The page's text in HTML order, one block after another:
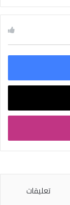
تعليقات